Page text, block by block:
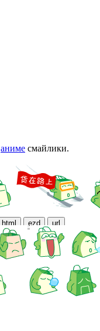
html ezd url
аниме смайлики.